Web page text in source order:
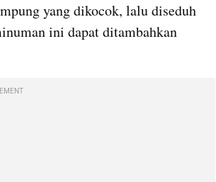
yang dikocok, lalu diseduh
ini dapat ditambahkan